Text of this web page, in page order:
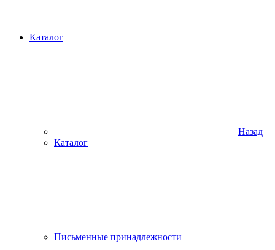
Каталог
Назад
Каталог
Письменные принадлежности